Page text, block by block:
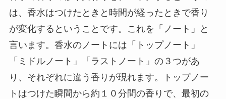
は、香水はつけたときと時間が経ったときで香り
が変化するということです。これを「ノート」と
言います。香水のノートには「トップノート」
「ミドルノート」「ラストノート」の３つがあ
り、それぞれに違う香りが現れます。トップノー
トはつけた瞬間から約１０分間の香りで、最初の